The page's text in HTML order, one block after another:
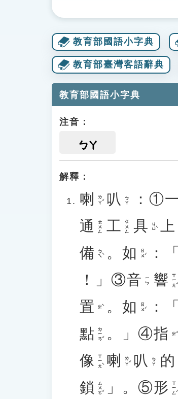
教育部國語小字典
教育部臺灣客語辭典
教育部國語小字典
注音：
ㄅㄚ
解釋：
喇 ㄌㄚˇ 叭 ㄅㄚ ：①
通 ㄊㄨㄥ 工 ㄍㄨㄥ 具 ㄐㄩˋ 上
備 ㄅㄟˋ 。 如 ㄖㄨˊ ：「
！」③音 ㄧㄣ 響 ㄒㄧㄤˇ
置
ㄓˋ 。 如 ㄖㄨˊ ：「
點 ㄉㄧㄢˇ 。」④指 ㄓˇ
像 ㄒㄧㄤˋ 喇 ㄌㄚˇ 叭 ㄅㄚ 的
鎖 ㄙㄨㄛˇ 」。⑤形 ㄒㄧㄥˊ